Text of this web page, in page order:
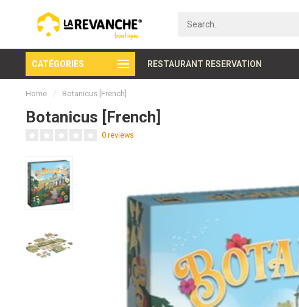
CATÉGORIES RESTAURANT RESERVATION
Secure payment
Home / Botanicus [French]
Botanicus [French]
0 reviews